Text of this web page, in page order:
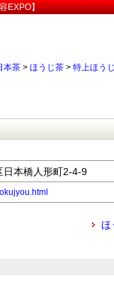
EXPO】
本茶 > ほうじ茶 > 特上ほう
本橋人形町2-4-9
ほ